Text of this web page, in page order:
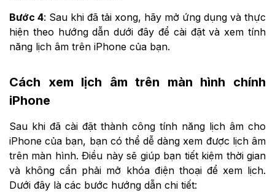
Bước 4: Sau khi đã tải xong, hãy mở ứng dụng và thực
hiện theo hướng dẫn dưới đây để cài đặt và xem tính
năng lịch âm trên iPhone của bạn.
Cách xem lịch âm trên màn hình chính
iPhone
Sau khi đã cài đặt thành công tính năng lịch âm cho
iPhone của bạn, bạn có thể dễ dàng xem được lịch âm
trên màn hình. Điều này sẽ giúp bạn tiết kiệm thời gian
và không cần phải mở khóa điện thoại để xem lịch.
Dưới đây là các bước hướng dẫn chi tiết: